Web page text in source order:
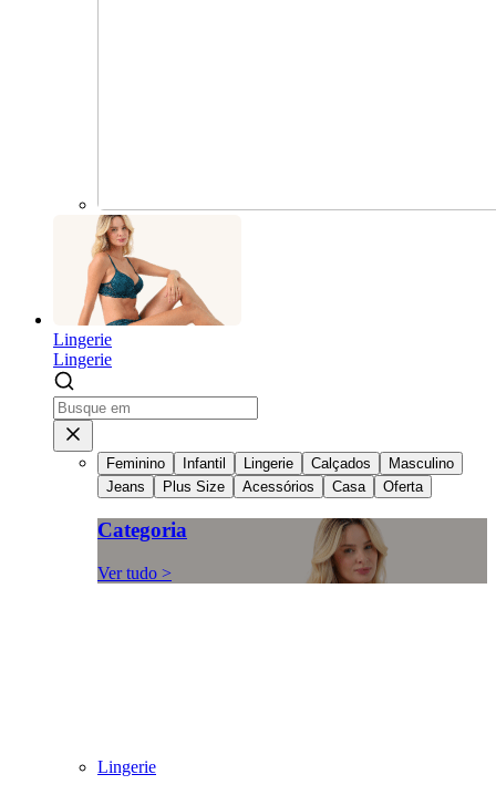
Lingerie
Lingerie
Feminino Infantil Lingerie Calçados
Masculino
Jeans
Plus Size Acessórios Casa Oferta
Categoria
Ver tudo >
Lingerie